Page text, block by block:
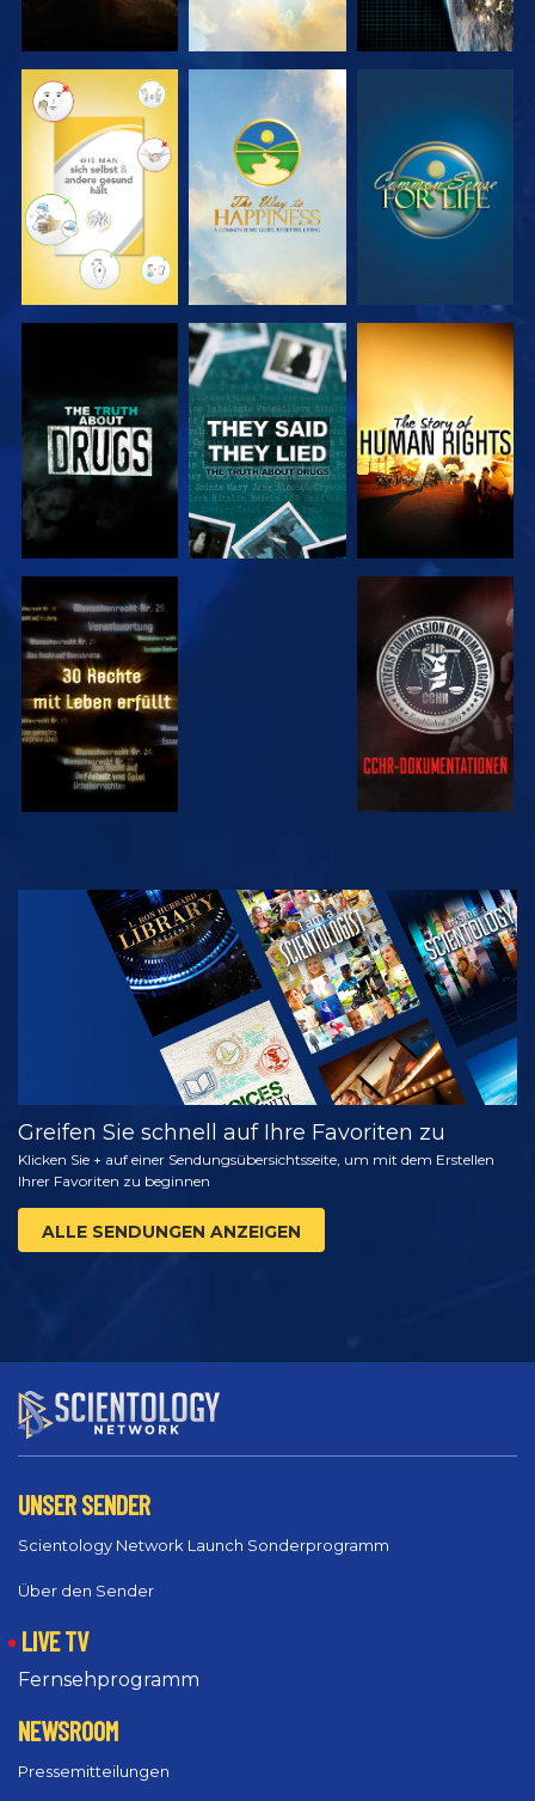
ANSEHEN ANSEHEN ANSEHEN
ANSEHEN ANSEHEN
ANSEHEN ANSEHEN
ANSEHEN
SERIE
ENTDECKEN
Greifen Sie schnell auf Ihre Favoriten zu
Klicken Sie + auf einer Sendungsübersichtsseite, um mit dem Erstellen
Ihrer Favoriten zu beginnen
ALLE SENDUNGEN ANZEIGEN
UNSER SENDER
Scientology Network Launch Sonderprogramm
Über den Sender
LIVE TV
Fernsehprogramm
NEWSROOM
Pressemitteilungen